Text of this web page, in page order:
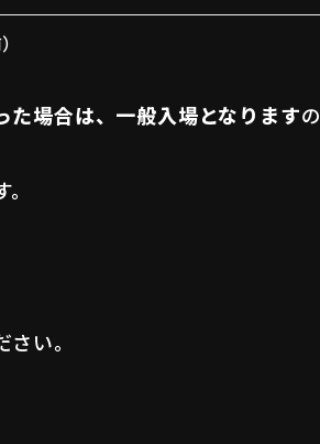
場合は、一般入場となります
い。